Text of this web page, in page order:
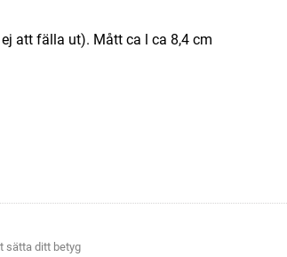
att fälla ut). Mått ca l ca 8,4 cm
sätta ditt betyg